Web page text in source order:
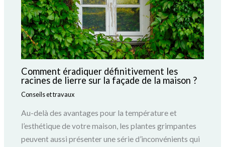
Comment éradiquer définitivement les
racines de lierre sur la façade de la maison ?
Conseils et travaux
Au-delà des avantages pour la température et
l’esthétique de votre maison, les plantes grimpantes
peuvent aussi présenter une série d’inconvénients qui